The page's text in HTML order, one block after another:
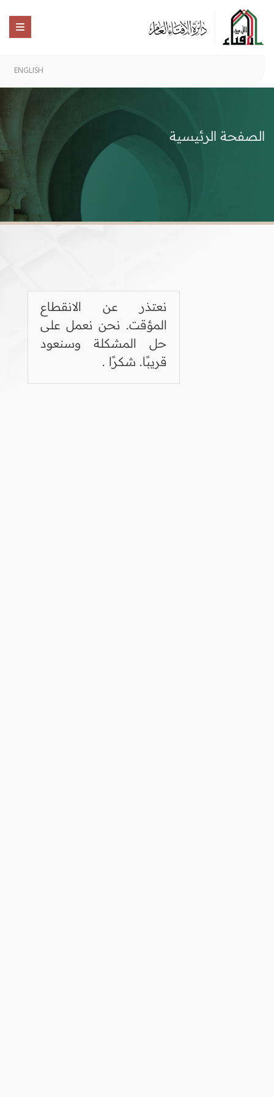
ENGLISH
الصفحة الرئيسية
نعتذر عن الانقطاع
المؤقت. نحن نعمل على
حل المشكلة وسنعود
قريبًا. شكرًا .